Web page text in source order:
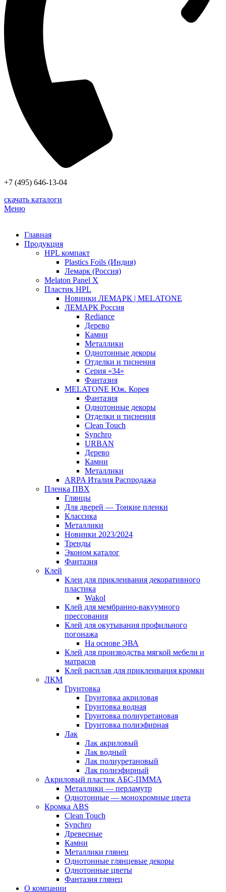
+7 (495) 646-13-04
скачать каталоги
Меню
Главная
Продукция
HPL компакт
Plastics Foils (Индия)
Лемарк (Россия)
Melaton Panel X
Пластик HPL
Новинки ЛЕМАРК | MELATONE
ЛЕМАРК Россия
Rediance
Дерево
Камни
Металлики
Однотонные декоры
Отделки и тиснения
Серия «34»
Фантазия
MELATONE Юж. Корея
Фантазия
Однотонные декоры
Отделки и тиснения
Clean Touch
Synchro
URBAN
Дерево
Камни
Металлики
ARPA Италия Распродажа
Пленка ПВХ
Глянцы
Для дверей — Тонкие пленки
Классика
Металлики
Новинки 2023/2024
Тренды
Эконом каталог
Фантазия
Клей
Клеи для приклеивания декоративного
пластика
Wakol
Клей для мембранно-вакуумного
прессования
Клей для окутывания профильного
погонажа
На основе ЭВА
Клей для производства мягкой мебели и
матрасов
Клей расплав для приклеивания кромки
ЛКМ
Грунтовка
Грунтовка акриловая
Грунтовка водная
Грунтовка полиуретановая
Грунтовка полиэфирная
Лак
Лак акриловый
Лак водный
Лак полиуретановый
Лак полиэфирный
Акриловый пластик АБС-ПММА
Металлики — перламутр
Однотонные — монохромные цвета
Кромка ABS
Clean Touch
Synchro
Древесные
Камни
Металлики глянец
Однотонные глянцевые декоры
Однотонные цветы
Фантазия глянец
О компании